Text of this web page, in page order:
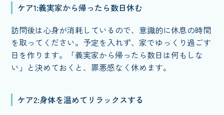
ケア1:義実家から帰ったら数日休む
訪問後は心身が消耗しているので、意識的に休息の時間
を取ってください。予定を入れず、家でゆっくり過ごす
日を作ります。「義実家から帰ったら数日は何もしな
い」と決めておくと、罪悪感なく休めます。
ケア2:身体を温めてリラックスする